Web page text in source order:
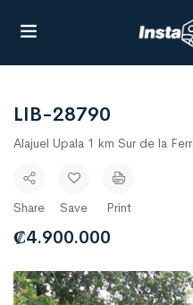
LIB-28790
Alajuel Upala 1 km Sur de la
Share Save Print
₡4.900.000